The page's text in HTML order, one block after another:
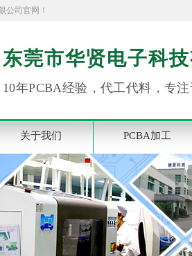
公司官网！
东莞市华贤电子科
10年PCBA经验，代工代料，专
关于我们 PCBA加工